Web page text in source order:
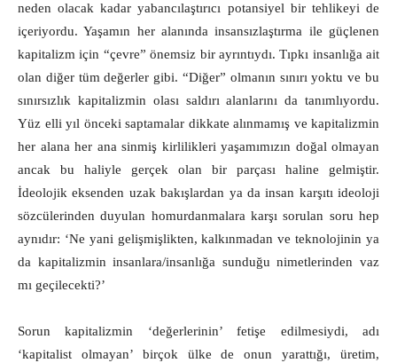
neden olacak kadar yabancılaştırıcı potansiyel bir tehlikeyi de
içeriyordu. Yaşamın her alanında insansızlaştırma ile güçlenen
kapitalizm için “çevre” önemsiz bir ayrıntıydı. Tıpkı insanlığa ait
olan diğer tüm değerler gibi. “Diğer” olmanın sınırı yoktu ve bu
sınırsızlık kapitalizmin olası saldırı alanlarını da tanımlıyordu.
Yüz elli yıl önceki saptamalar dikkate alınmamış ve kapitalizmin
her alana her ana sinmiş kirlilikleri yaşamımızın doğal olmayan
ancak bu haliyle gerçek olan bir parçası haline gelmiştir.
İdeolojik eksenden uzak bakışlardan ya da insan karşıtı ideoloji
sözcülerinden duyulan homurdanmalara karşı sorulan soru hep
aynıdır: ‘Ne yani gelişmişlikten, kalkınmadan ve teknolojinin ya
da kapitalizmin insanlara/insanlığa sunduğu nimetlerinden vaz
mı geçilecekti?’
Sorun kapitalizmin ‘değerlerinin’ fetişe edilmesiydi, adı
‘kapitalist olmayan’ birçok ülke de onun yarattığı, üretim,